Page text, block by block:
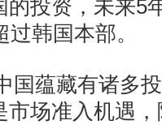
投资，未来5
韩国本部。
国蕴藏有诸多
场准入机遇